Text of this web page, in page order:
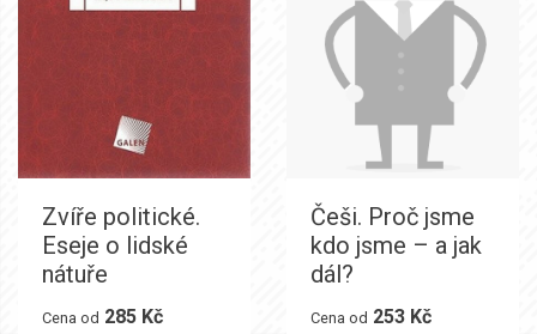
Zvíře politické.
Eseje o lidské
nátuře
Cena od 285 Kč
Češi. Proč jsme
kdo jsme – a jak
dál?
Cena od 253 Kč